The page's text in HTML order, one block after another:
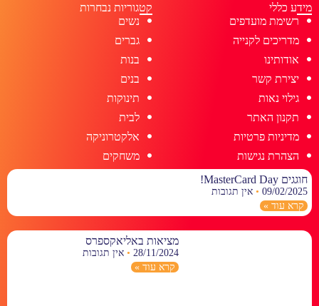
מידע כללי
רשימת מועדפים
מדריכים לקנייה
אודותינו
יצירת קשר
גילוי נאות
תקנון האתר
מדיניות פרטיות
הצהרת נגישות
קטגוריות נבחרות
נשים
גברים
בנות
בנים
תינוקות
לבית
אלקטרוניקה
משחקים
חוגגים MasterCard Day!
09/02/2025
אין תגובות
קרא עוד »
מציאות באליאקספרס
28/11/2024
אין תגובות
קרא עוד »